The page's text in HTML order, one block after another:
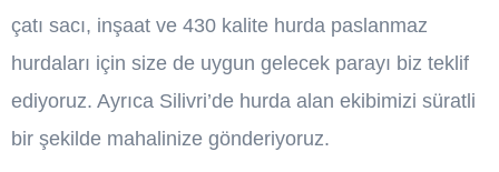
çatı sacı, inşaat ve 430 kalite hurda paslanmaz
hurdaları için size de uygun gelecek parayı biz teklif
ediyoruz. Ayrıca Silivri’de hurda alan ekibimizi süratli
bir şekilde mahalinize gönderiyoruz.